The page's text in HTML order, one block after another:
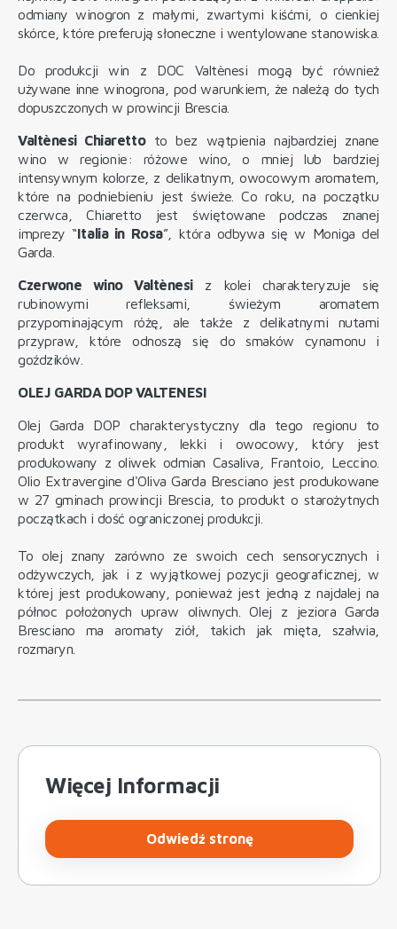
odmiany winogron z małymi, zwartymi kiśćmi, o cienkiej
skórce, które preferują słoneczne i wentylowane stanowiska.
Do produkcji win z DOC Valtènesi mogą być również
używane inne winogrona, pod warunkiem, że należą do tych
dopuszczonych w prowincji Brescia.
Valtènesi Chiarettoto bez wątpienia najbardziej znane
wino w regionie: różowe wino, o mniej lub bardziej
intensywnym kolorze, z delikatnym, owocowym aromatem,
które na podniebieniu jest świeże. Co roku, na początku
czerwca, Chiaretto jest świętowane podczas znanej
imprezy “Italia in Rosa”, która odbywa się w Moniga del
Garda.
Czerwone wino Valtènesiz kolei charakteryzuje się
rubinowymi refleksami, świeżym aromatem
przypominającym różę, ale także z delikatnymi nutami
przypraw, które odnoszą się do smaków cynamonu i
goździków.
OLEJ GARDA DOP VALTENESI
Olej Garda DOP charakterystyczny dla tego regionu to
produkt wyrafinowany, lekki i owocowy , który jest
produkowany z oliwek odmian Casaliva, Frantoio, Leccino.
Olio Extravergine d'Oliva Garda Bresciano jest produkowane
w 27 gminach prowincji Brescia, to produkt o starożytnych
początkach i dość ograniczonej produkcji.
To olej znany zarówno ze swoich cech sensorycznych i
odżywczych, jak i z wyjątkowej pozycji geograficznej, w
której jest produkowany, ponieważ jest jedną z najdalej na
północ położonych upraw oliwnych. Olej z jeziora Garda
Bresciano ma aromaty ziół, takich jak mięta, szałwia,
rozmaryn.
Więcej Informacji
Odwiedź stronę